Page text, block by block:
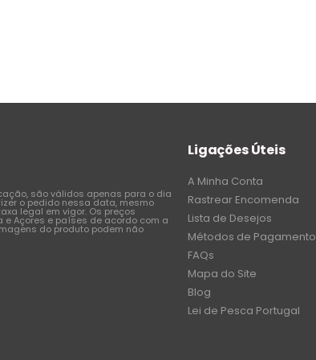
são válidos apenas para o dia
o pedido nessa data, mesmo
legal em vigor. Os preços
Açores e países de acordo com a
do produto podem não
Ligações Úteis
A Minha Conta
Rastrear Encomenda
Lista de Desejos
Métodos de Pagamento
FAQs
Mapa do Site
Blog
Lei de Pesca Portugal